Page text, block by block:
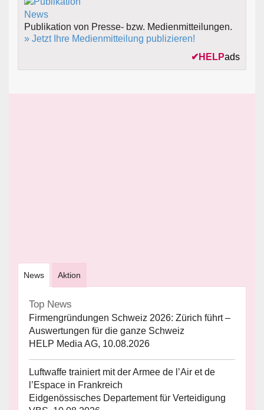
Publikation von Presse- bzw. Medienmitteilungen.
» Jetzt Ihre Medienmitteilung publizieren!
✔ HELPads
News Aktion
Top News
Firmengründungen Schweiz 2026: Zürich führt –
Auswertungen für die ganze Schweiz
HELP Media AG, 10.08.2026
Luftwaffe trainiert mit der Armee de l’Air et de
l’Espace in Frankreich
Eidgenössisches Departement für Verteidigung